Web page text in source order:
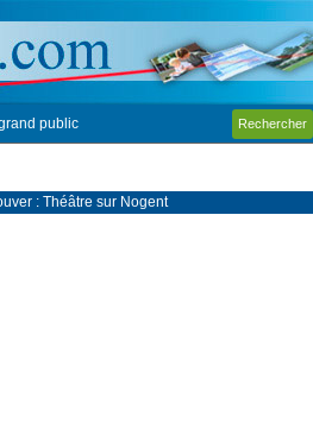
public Rechercher
: Théâtre sur Nogent